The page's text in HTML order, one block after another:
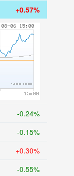
+0.57%
-0.24%
-0.15%
+0.30%
-0.55%